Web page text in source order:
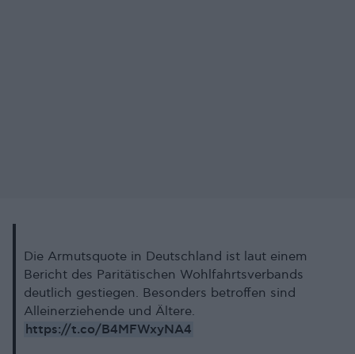
Die Armutsquote in Deutschland ist laut einem
Bericht des Paritätischen Wohlfahrtsverbands
deutlich gestiegen. Besonders betroffen sind
Alleinerziehende und Ältere.
https://t.co/B4MFWxyNA4